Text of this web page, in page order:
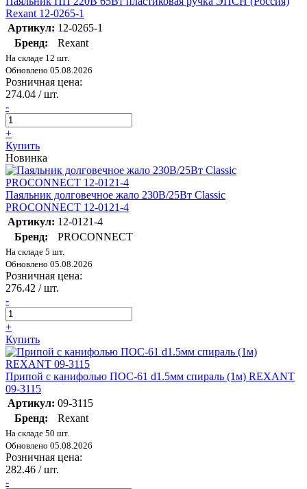
Rexant 12-0265-1
Артикул: 12-0265-1
Бренд:
Rexant
На складе 12 шт.
Обновлено 05.08.2026
Розничная цена:
274.04 / шт.
-
+
Купить
Новинка
Паяльник долговечное жало 230В/25Вт Classic
PROCONNECT 12-0121-4
Артикул: 12-0121-4
Бренд:
PROCONNECT
На складе 5 шт.
Обновлено 05.08.2026
Розничная цена:
276.42 / шт.
-
+
Купить
Припой с канифолью ПОС-61 d1.5мм спираль (1м) REXANT
09-3115
Артикул: 09-3115
Бренд:
Rexant
На складе 50 шт.
Обновлено 05.08.2026
Розничная цена:
282.46 / шт.
-